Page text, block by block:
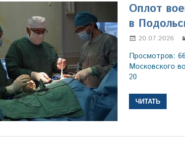
Оплот
в
20.07.2026
Просмотров:
Московского
20
ЧИТАТЬ